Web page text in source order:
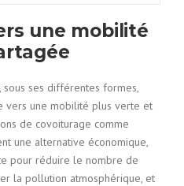
une mobilité
ses différentes formes,
vers une mobilité plus verte et
de covoiturage comme
une alternative économique,
pour réduire le nombre de
la pollution atmosphérique, et